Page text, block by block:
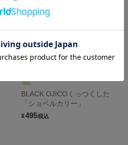
BLACK OJICOくっつくした
「ショベルカリー」
¥495税込